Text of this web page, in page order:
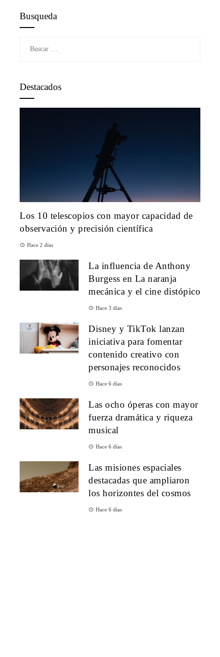
Busqueda
Destacados
Los 10 telescopios con mayor capacidad de
observación y precisión científica
Hace 2 días
La influencia de Anthony
Burgess en La naranja
mecánica y el cine distópico
Hace 3 días
Disney y TikTok lanzan
iniciativa para fomentar
contenido creativo con
personajes reconocidos
Hace 6 días
Las ocho óperas con mayor
fuerza dramática y riqueza
musical
Hace 6 días
Las misiones espaciales
destacadas que ampliaron
los horizontes del cosmos
Hace 6 días